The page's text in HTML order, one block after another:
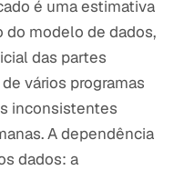
é uma estimativa
modelo de dados,
das partes
vários programas
inconsistentes
A dependência
dados: a